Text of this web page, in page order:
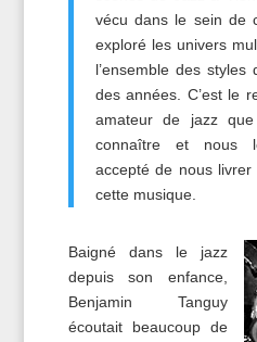
vécu dans le sein de
exploré les univers
l’ensemble des styles
des années. C’est le
amateur de jazz
connaître et nous
accepté de nous livrer
cette musique.
Baigné dans le jazz
depuis son enfance,
Benjamin Tanguy
écoutait beaucoup de